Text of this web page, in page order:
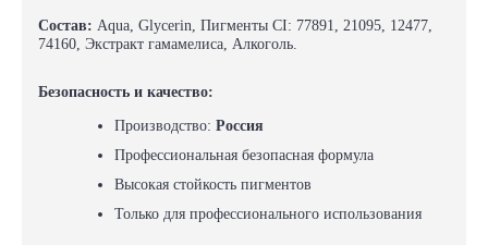
Состав: Aqua, Glycerin, Пигменты CI: 77891, 21095, 12477,
74160, Экстракт гамамелиса, Алкоголь.
Безопасность и качество:
Производство: Россия
Профессиональная безопасная формула
Высокая стойкость пигментов
Только для профессионального использования